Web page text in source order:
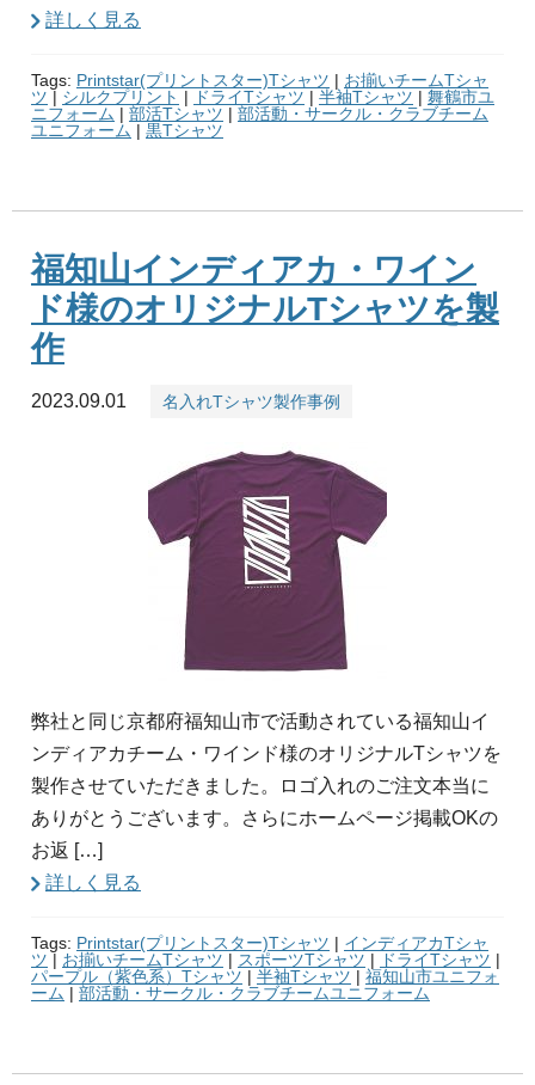
詳しく見る
Tags: Printstar(プリントスター)Tシャツ | お揃いチームTシャ
ツ | シルクプリント | ドライTシャツ | 半袖Tシャツ | 舞鶴市ユ
ニフォーム | 部活Tシャツ | 部活動・サークル・クラブチーム
ユニフォーム | 黒Tシャツ
福知山インディアカ・ワイン
ド様のオリジナルTシャツを製
作
2023.09.01 名入れTシャツ製作事例
弊社と同じ京都府福知山市で活動されている福知山イ
ンディアカチーム・ワインド様のオリジナルTシャツを
製作させていただきました。ロゴ入れのご注文本当に
ありがとうございます。さらにホームページ掲載OKの
お返 […]
詳しく見る
Tags: Printstar(プリントスター)Tシャツ | インディアカTシャ
ツ | お揃いチームTシャツ | スポーツTシャツ | ドライTシャツ |
パープル（紫色系）Tシャツ | 半袖Tシャツ | 福知山市ユニフォ
ーム | 部活動・サークル・クラブチームユニフォーム